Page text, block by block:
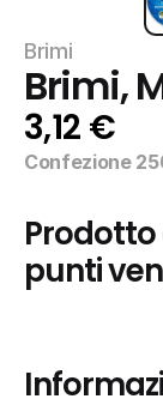
Brimi
Brimi,
3,12 €
Confezione
Prodotto
punti